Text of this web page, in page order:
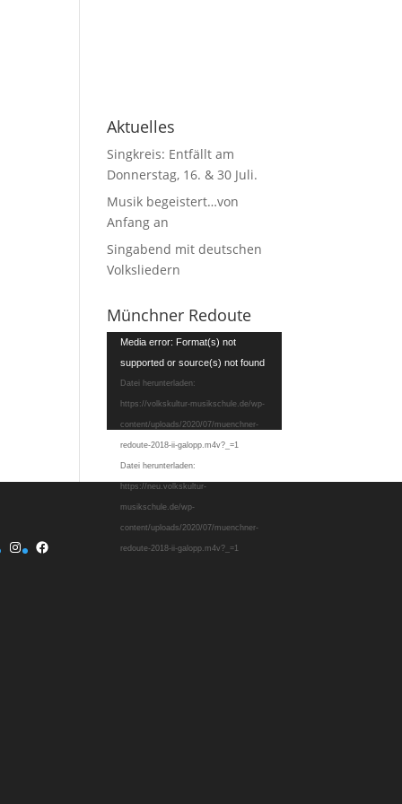
Aktuelles
Singkreis: Entfällt am
Donnerstag, 16. & 30 Juli.
Musik begeistert…von
Anfang an
Singabend mit deutschen
Volksliedern
Münchner Redoute
Video-
Player
Media error: Format(s) not
supported or source(s) not found
Datei herunterladen:
https://volkskultur-musikschule.de/wp-
content/uploads/2020/07/muenchner-
redoute-2018-ii-galopp.m4v?_=1
Datei herunterladen:
https://neu.volkskultur-
musikschule.de/wp-
content/uploads/2020/07/muenchner-
redoute-2018-ii-galopp.m4v?_=1
Instagram
Facebook